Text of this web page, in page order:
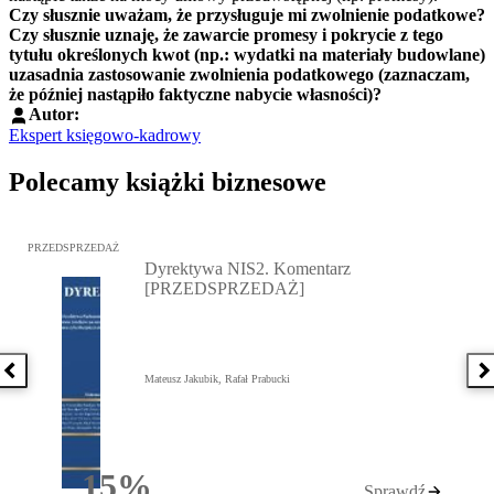
Czy słusznie uważam, że przysługuje mi zwolnienie podatkowe?
Czy słusznie uznaję, że zawarcie promesy i pokrycie z tego
tytułu określonych kwot (np.: wydatki na materiały budowlane)
uzasadnia zastosowanie zwolnienia podatkowego (zaznaczam,
że później nastąpiło faktyczne nabycie własności)?
Autor:
Ekspert księgowo-kadrowy
Polecamy książki biznesowe
Poprzednia książka
Przejdź do: Dyrektywa NIS2. Komentarz [PRZEDSPRZEDAŻ],
PRZEDSPRZEDAŻ
Dyrektywa NIS2. Komentarz
[PRZEDSPRZEDAŻ]
Mateusz Jakubik, Rafał Prabucki